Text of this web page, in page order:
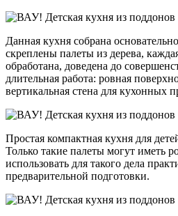
Данная кухня собрана
скреплены палеты из дерева,
обработана, доведена до
длительная работа: ровная
вертикальная стена для кухонных
Простая компактная кухня для
Только такие палеты могут иметь
использовать для такого дела
предварительной подготовки.